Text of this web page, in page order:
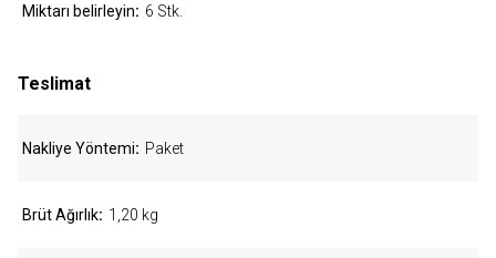
Miktarı belirleyin 6 Stk.
Teslimat
Nakliye Yöntemi Paket
Brüt Ağırlık 1,20 kg